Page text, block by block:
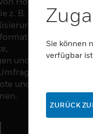
z. B.
und
und
Sie können
verfügbar
ZURÜCK